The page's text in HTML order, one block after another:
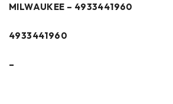
MILWAUKEE – 4933441960
4933441960
–